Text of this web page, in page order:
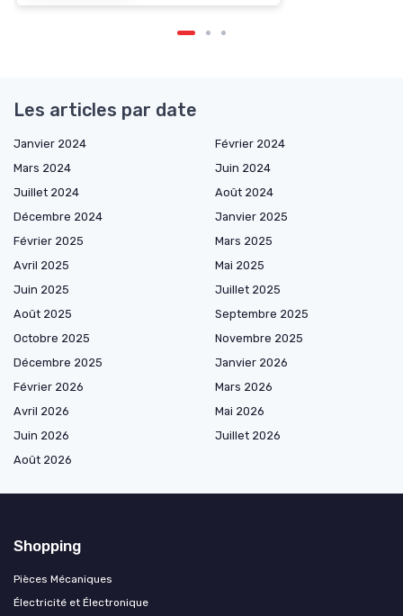
Les articles par date
Janvier 2024
Février 2024
Mars 2024
Juin 2024
Juillet 2024
Août 2024
Décembre 2024
Janvier 2025
Février 2025
Mars 2025
Avril 2025
Mai 2025
Juin 2025
Juillet 2025
Août 2025
Septembre 2025
Octobre 2025
Novembre 2025
Décembre 2025
Janvier 2026
Février 2026
Mars 2026
Avril 2026
Mai 2026
Juin 2026
Juillet 2026
Août 2026
Shopping
Pièces Mécaniques
Électricité et Électronique